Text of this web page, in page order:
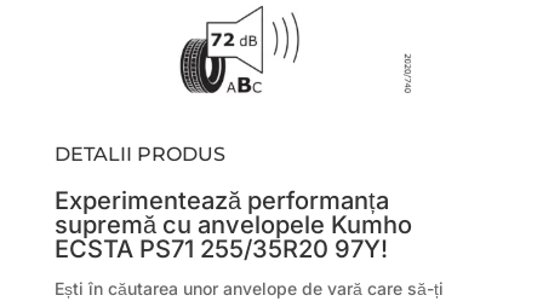
DETALII PRODUS
Experimentează performanța
supremă cu anvelopele Kumho
ECSTA PS71 255/35R20 97Y!
Ești în căutarea unor anvelope de vară care să-ți